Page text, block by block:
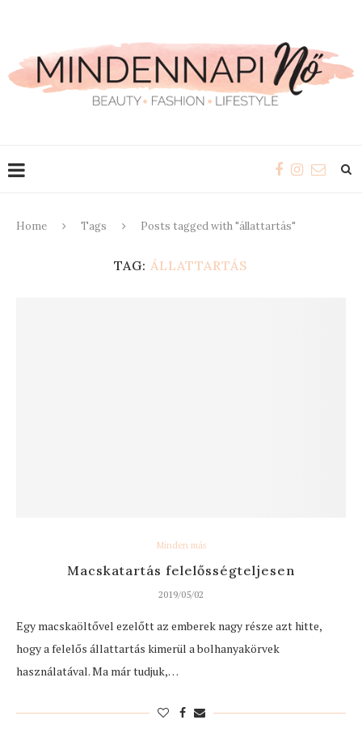
Home Tags Posts tagged with "állattartás"
TAG: ÁLLATTARTÁS
Minden más
Macskatartás felelősségteljesen
2019/05/02
Egy macskaöltővel ezelőtt az emberek nagy része azt hitte,
hogy a felelős állattartás kimerül a bolhanyakörvek
használatával. Ma már tudjuk,…